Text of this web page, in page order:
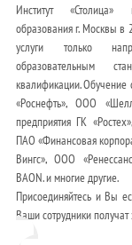
Институт
образования г. Москвы в
услуги только
образовательным
квалификации.
«Роснефть», ООО
предприятия ГК
ПАО «Финансовая
Вингс», ООО
BAON. и многие другие.
Присоединяйтесь и Вы
Ваши сотрудники